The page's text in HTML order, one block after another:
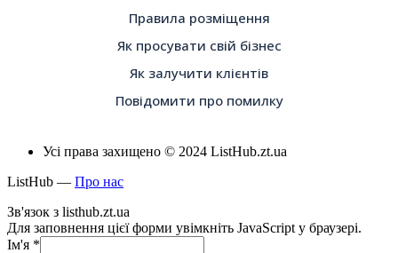
Правила розміщення
Як просувати свій бізнес
Як залучити клієнтів
Повідомити про помилку
Усі права захищено © 2024 ListHub.zt.ua
ListHub — Про нас
Зв'язок з listhub.zt.ua
Для заповнення цієї форми увімкніть JavaScript у браузері.
Ім'я *